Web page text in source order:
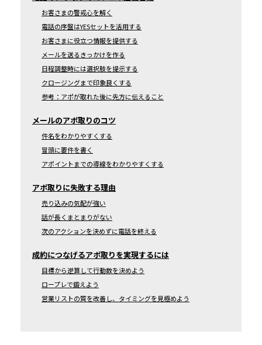
お客さまの警戒心を解く
電話の序盤はYESセットを活用する
お客さまに役立つ情報を提供する
メールを送るきっかけを作る
日程調整時には選択肢を提示する
クロージングまで印象良くする
参考：アポが取れた後に先方に伝えること
メールのアポ取りのコツ
件名をわかりやすくする
冒頭に要件を書く
アポイントまでの導線をわかりやすくする
アポ取りに失敗する理由
売り込みの気配が強い
話が長くまとまりがない
次のアクションを決めずに電話を終える
成約につなげるアポ取りを実現するには
目標から逆算して行動数を決めよう
ロープレで鍛えよう
営業リストの質を改善し、タイミングを見極めよう